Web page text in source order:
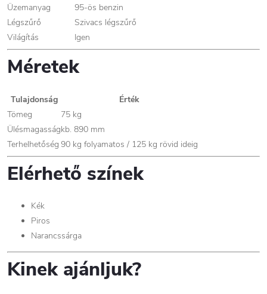
Üzemanyag
95-ös benzin
Légszűrő
Szivacs légszűrő
Világítás
Igen
Méretek
Tulajdonság
Érték
Tömeg
75 kg
Ülésmagasságkb. 890 mm
Terhelhetőség 90 kg folyamatos / 125 kg rövid ideig
Elérhető színek
Kék
Piros
Narancssárga
Kinek ajánljuk?